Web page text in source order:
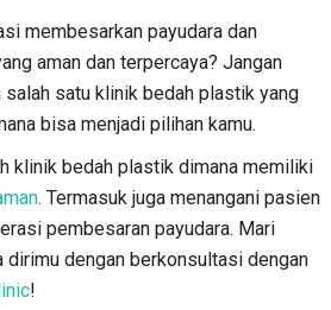
membesarkan payudara dan
aman dan terpercaya? Jangan
salah satu klinik bedah plastik yang
bisa menjadi pilihan kamu.
klinik bedah plastik dimana memiliki
. Termasuk juga menangani pasien
pembesaran payudara. Mari
dirimu dengan berkonsultasi dengan
!